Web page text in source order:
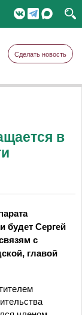
Сделать новость
в
будет Сергей
с
главой